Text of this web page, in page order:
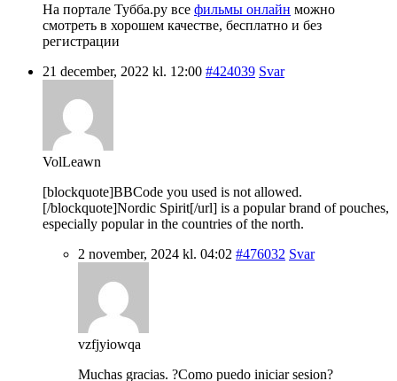
На портале Тубба.ру все фильмы онлайн можно
смотреть в хорошем качестве, бесплатно и без
регистрации
21 december, 2022 kl. 12:00 #424039 Svar
VolLeawn
[blockquote]BBCode you used is not allowed.
[/blockquote]Nordic Spirit[/url] is a popular brand of pouches,
especially popular in the countries of the north.
2 november, 2024 kl. 04:02 #476032 Svar
vzfjyiowqa
Muchas gracias. ?Como puedo iniciar sesion?